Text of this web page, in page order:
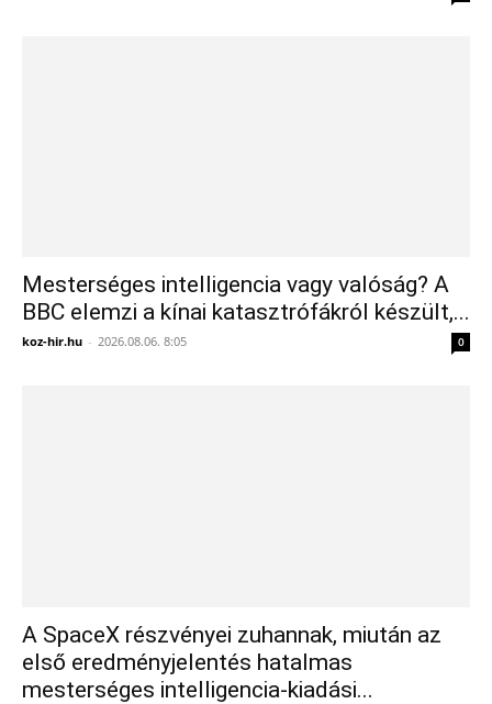
Mesterséges intelligencia vagy valóság? A
BBC elemzi a kínai katasztrófákról készült,...
koz-hir.hu - 2026.08.06. 8:05 0
A SpaceX részvényei zuhannak, miután az
első eredményjelentés hatalmas
mesterséges intelligencia-kiadási...